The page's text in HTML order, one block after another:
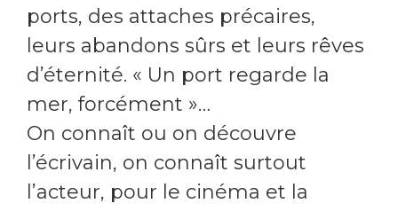
ports, des attaches précaires,
leurs abandons sûrs et leurs rêves
d’éternité. « Un port regarde la
mer, forcément »…
On connaît ou on découvre
l’écrivain, on connaît surtout
l’acteur, pour le cinéma et la